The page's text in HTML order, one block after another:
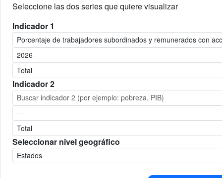
Seleccione las dos series que quiere visualizar
Indicador 1
Indicador 2
Seleccionar nivel geográfico